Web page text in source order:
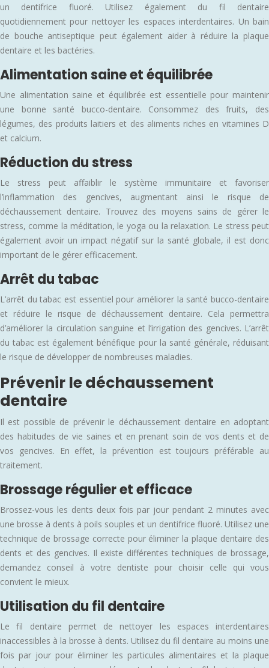
un dentifrice fluoré. Utilisez également du fil dentaire
quotidiennement pour nettoyer les espaces interdentaires. Un bain
de bouche antiseptique peut également aider à réduire la plaque
dentaire et les bactéries.
Alimentation saine et équilibrée
Une alimentation saine et équilibrée est essentielle pour maintenir
une bonne santé bucco-dentaire. Consommez des fruits, des
légumes, des produits laitiers et des aliments riches en vitamines D
et calcium.
Réduction du stress
Le stress peut affaiblir le système immunitaire et favoriser
l’inflammation des gencives, augmentant ainsi le risque de
déchaussement dentaire. Trouvez des moyens sains de gérer le
stress, comme la méditation, le yoga ou la relaxation. Le stress peut
également avoir un impact négatif sur la santé globale, il est donc
important de le gérer efficacement.
Arrêt du tabac
L’arrêt du tabac est essentiel pour améliorer la santé bucco-dentaire
et réduire le risque de déchaussement dentaire. Cela permettra
d’améliorer la circulation sanguine et l’irrigation des gencives. L’arrêt
du tabac est également bénéfique pour la santé générale, réduisant
le risque de développer de nombreuses maladies.
Prévenir le déchaussement
dentaire
Il est possible de prévenir le déchaussement dentaire en adoptant
des habitudes de vie saines et en prenant soin de vos dents et de
vos gencives. En effet, la prévention est toujours préférable au
traitement.
Brossage régulier et efficace
Brossez-vous les dents deux fois par jour pendant 2 minutes avec
une brosse à dents à poils souples et un dentifrice fluoré. Utilisez une
technique de brossage correcte pour éliminer la plaque dentaire des
dents et des gencives. Il existe différentes techniques de brossage,
demandez conseil à votre dentiste pour choisir celle qui vous
convient le mieux.
Utilisation du fil dentaire
Le fil dentaire permet de nettoyer les espaces interdentaires
inaccessibles à la brosse à dents. Utilisez du fil dentaire au moins une
fois par jour pour éliminer les particules alimentaires et la plaque